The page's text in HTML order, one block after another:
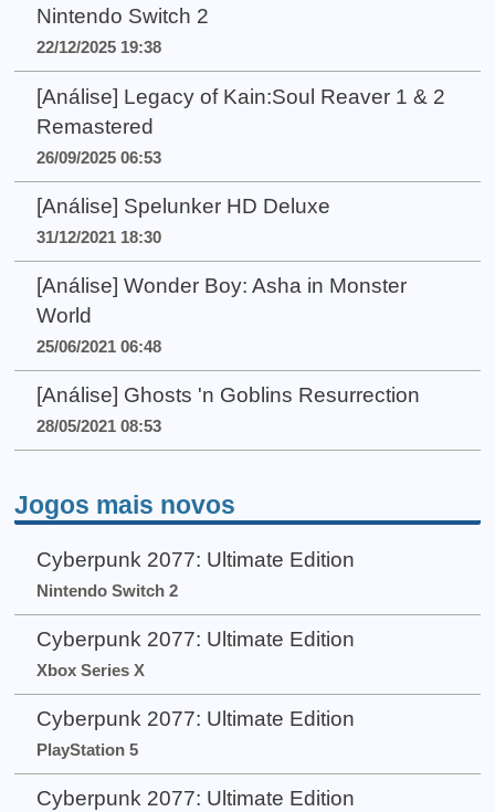
Nintendo Switch 2
22/12/2025 19:38
[Análise] Legacy of Kain:Soul Reaver 1 & 2
Remastered
26/09/2025 06:53
[Análise] Spelunker HD Deluxe
31/12/2021 18:30
[Análise] Wonder Boy: Asha in Monster
World
25/06/2021 06:48
[Análise] Ghosts 'n Goblins Resurrection
28/05/2021 08:53
Jogos mais novos
Cyberpunk 2077: Ultimate Edition
Nintendo Switch 2
Cyberpunk 2077: Ultimate Edition
Xbox Series X
Cyberpunk 2077: Ultimate Edition
PlayStation 5
Cyberpunk 2077: Ultimate Edition